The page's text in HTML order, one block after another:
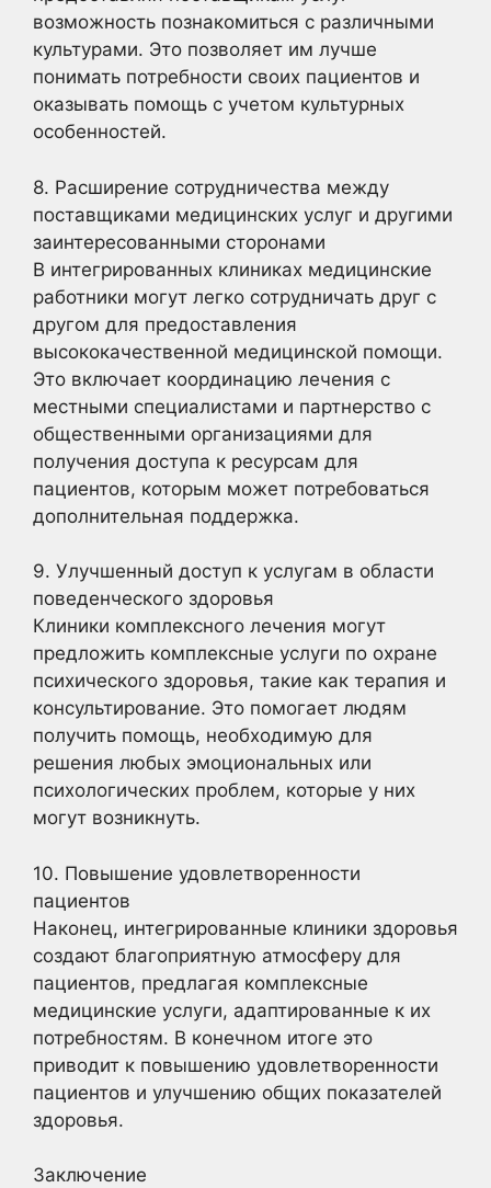
возможность познакомиться с различными
культурами. Это позволяет им лучше
понимать потребности своих пациентов и
оказывать помощь с учетом культурных
особенностей.
8. Расширение сотрудничества между
поставщиками медицинских услуг и другими
заинтересованными сторонами
В интегрированных клиниках медицинские
работники могут легко сотрудничать друг с
другом для предоставления
высококачественной медицинской помощи.
Это включает координацию лечения с
местными специалистами и партнерство с
общественными организациями для
получения доступа к ресурсам для
пациентов, которым может потребоваться
дополнительная поддержка.
9. Улучшенный доступ к услугам в области
поведенческого здоровья
Клиники комплексного лечения могут
предложить комплексные услуги по охране
психического здоровья, такие как терапия и
консультирование. Это помогает людям
получить помощь, необходимую для
решения любых эмоциональных или
психологических проблем, которые у них
могут возникнуть.
10. Повышение удовлетворенности
пациентов
Наконец, интегрированные клиники здоровья
создают благоприятную атмосферу для
пациентов, предлагая комплексные
медицинские услуги, адаптированные к их
потребностям. В конечном итоге это
приводит к повышению удовлетворенности
пациентов и улучшению общих показателей
здоровья.
Заключение